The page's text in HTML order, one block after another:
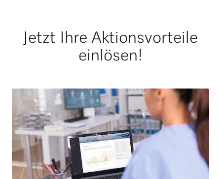
Jetzt Ihre Aktionsvorteile
einlösen!